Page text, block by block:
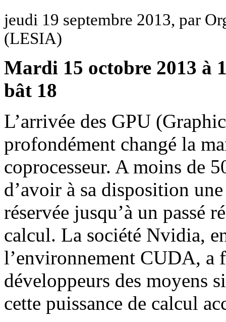
jeudi 19 septembre 2013, par
(LESIA)
Mardi 15 octobre 2013 à
bât 18
L’arrivée des GPU
profondément changé la
coprocesseur. A moins de
d’avoir à sa disposition
réservée jusqu’à un passé
calcul. La société Nvidia,
l’environnement CUDA, a
développeurs des moyens
cette puissance de calcul